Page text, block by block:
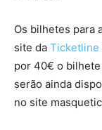
Os bilhetes para
site da Ticketline
por 40€ o
serão ainda
no site